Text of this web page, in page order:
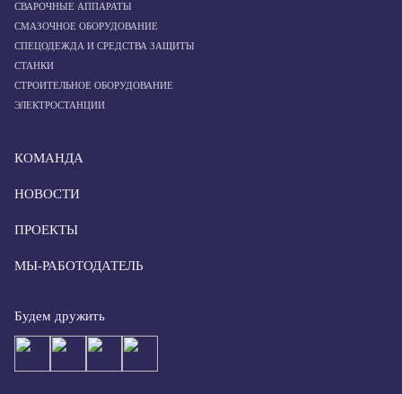
СВАРОЧНЫЕ АППАРАТЫ
СМАЗОЧНОЕ ОБОРУДОВАНИЕ
СПЕЦОДЕЖДА И СРЕДСТВА ЗАЩИТЫ
СТАНКИ
СТРОИТЕЛЬНОЕ ОБОРУДОВАНИЕ
ЭЛЕКТРОСТАНЦИИ
КОМАНДА
НОВОСТИ
ПРОЕКТЫ
МЫ-РАБОТОДАТЕЛЬ
Будем дружить